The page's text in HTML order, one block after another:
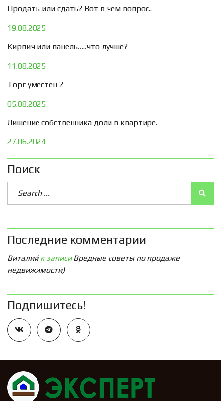
Продать или сдать? Вот в чем вопрос..
19.08.2025
Кирпич или панель…..что лучше?
11.08.2025
Торг уместен ?
05.08.2025
Лишение собственника доли в квартире.
27.06.2024
Поиск
Последние комментарии
Виталийк записи Вредные советы по продаже
недвижимости)
Подпишитесь!